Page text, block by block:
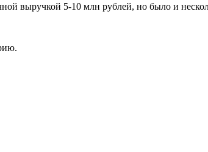
выручкой 5-10 млн рублей, но было и